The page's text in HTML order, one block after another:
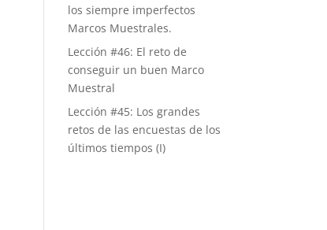
los siempre imperfectos
Marcos Muestrales.
Lección #46: El reto de
conseguir un buen Marco
Muestral
Lección #45: Los grandes
retos de las encuestas de los
últimos tiempos (I)